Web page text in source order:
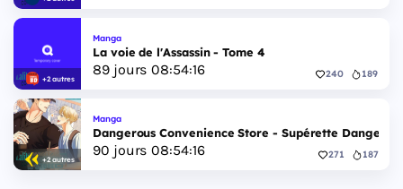
+2 autres
Manga
La voie de l'Assassin - Tome 4
89jours 08:54:15 240 189
+2 autres
Manga
Dangerous Convenience Store - Supérette
90 jours 08:54:15 271 187